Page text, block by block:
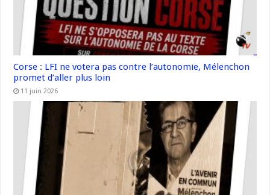
Corse : LFI ne votera pas contre l’autonomie, Mélenchon
promet d’aller plus loin
11 juin 2026